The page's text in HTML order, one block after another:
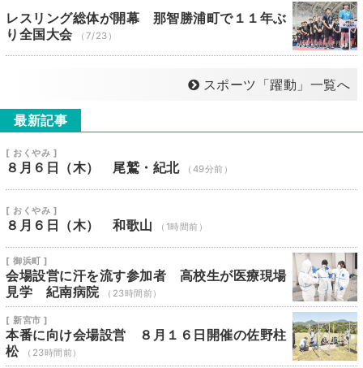
レスリング総体が開幕 那智勝浦町で１１年ぶ
り全国大会
（7/23）
スポーツ「躍動」一覧へ
最新記事
[ おくやみ ]
８月６日（木） 尾鷲・紀北 （49分前）
[ おくやみ ]
８月６日（木） 和歌山 （1時間前）
[ 御浜町 ]
会場設営に汗を流す参加者 高校生が医療現場
見学 紀南病院
（23時間前）
[ 新宮市 ]
本番に向け会場設営 ８月１６日開催の佐野柱
松
（23時間前）